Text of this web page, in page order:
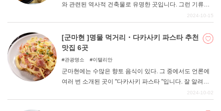
와 관련된 역사적 건축물로 유명한 곳입니다. 그런 기류시
의 명물 먹거리 중 하나로 알려진 것이 소스카츠덮밥( "" )이
고 양배추 등을 얹지 않는 것이 표준이다. 따끈따끈한 소스
와 고기의 감칠맛이 입안 가득 퍼지는데, 얼마든지 먹을 수
있을 것 같다. 이번 기사에서는 이 기류 명물인 소스 카츠동
2024-10-15
[군마현 ]명물 먹거리・다카사키 파스타 추천
맛집 6곳
관광명소 이탤리안
군마현에는 수많은 향토 음식이 있다. 그 중에서도 언론에
여러 번 소개된 곳이 "다카사키 파스타 "입니다. 잘 알려져
있지 않지만, 군마의 밀 생산량은 국내 4위다. 그 영향 때문
2024-10-02